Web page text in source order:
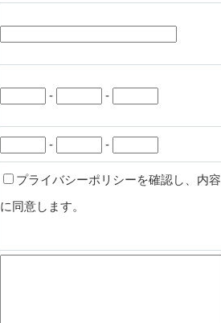
- -
- -
プライバシーポリシーを確認し、内容
に同意します。